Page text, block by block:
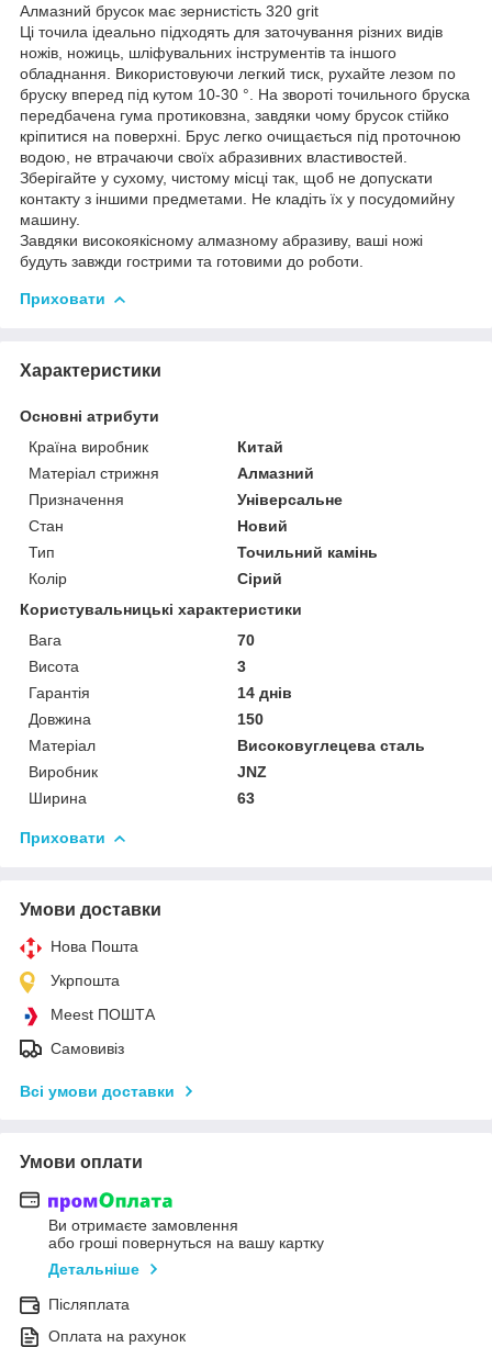
Алмазний брусок має зернистість 320 grit
Ці точила ідеально підходять для заточування різних видів
ножів, ножиць, шліфувальних інструментів та іншого
обладнання. Використовуючи легкий тиск, рухайте лезом по
бруску вперед під кутом 10-30 °. На звороті точильного бруска
передбачена гума протиковзна, завдяки чому брусок стійко
кріпитися на поверхні. Брус легко очищається під проточною
водою, не втрачаючи своїх абразивних властивостей.
Зберігайте у сухому, чистому місці так, щоб не допускати
контакту з іншими предметами. Не кладіть їх у посудомийну
машину.
Завдяки високоякісному алмазному абразиву, ваші ножі
будуть завжди гострими та готовими до роботи.
Приховати
Характеристики
Основні атрибути
Країна виробник
Китай
Матеріал стрижня
Алмазний
Призначення
Універсальне
Стан
Новий
Тип
Точильний камінь
Колір
Сірий
Користувальницькі характеристики
Вага
70
Висота
3
Гарантія
14 днів
Довжина
150
Матеріал
Високовуглецева сталь
Виробник
JNZ
Ширина
63
Приховати
Умови доставки
Нова Пошта
Укрпошта
Meest ПОШТА
Самовивіз
Всі умови доставки
Умови оплати
Ви отримаєте замовлення
або гроші повернуться на вашу картку
Детальніше
Післяплата
Оплата на рахунок